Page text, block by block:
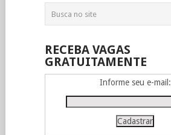
RECEBA VAGAS
GRATUITAMENTE
Informe seu e-mail: